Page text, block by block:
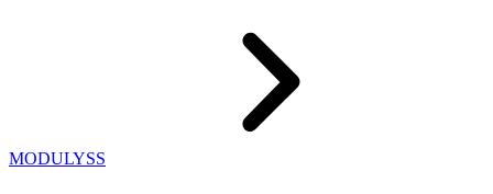
MODULYSS